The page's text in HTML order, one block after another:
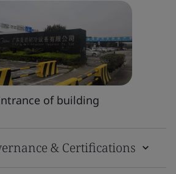
of building
& Certifications